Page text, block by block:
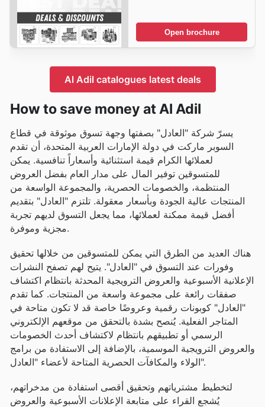
Open brochure
Al Adil catalogues latest deals
How to save money at Al Adil
يسرّ شركة "العادل" بصفتها وجهة تسوق موثوقة في قطاع
السوبر ماركت في دولة الإمارات العربية المتحدة، أن تقدم
لعملائها الكرام قيمة استثنائية وأسعاراً تنافسية. يمكن
للمتسوقين توفير المال على مدار العام بفضل العروض
المنتظمة، والخصومات الحصرية، والمجموعة الواسعة من
المنتجات عالية الجودة وبأسعار معقولة. تلتزم "العادل" بتقديم
أفضل قيمة ممكنة لعملائها، مما يجعل التسوق لديهم تجربة
مجزية وموفرة.
هناك العديد من الطرق التي يمكن للمتسوقين من خلالها تحقيق
وفورات عند التسوق في "العادل". يتيح لهم تصفح النشرات
الإعلانية الأسبوعية والعروض الترويجية المحدثة بانتظام اكتشاف
صفقات رائعة على مجموعة واسعة من المنتجات. كما تقدم
"العادل" كوبونات رقمية وعروضًا خاصة قد لا تكون متاحة في
المتاجر الفعلية. يُنصح بشدة بالتحقق من موقعهم الإلكتروني
الرسمي أو تطبيقهم بانتظام لاكتشاف أحدث الخصومات
والعروض الترويجية الموسمية، بالإضافة إلى الاستفادة من برامج
الولاء والمكافآت الحصرية المتاحة لأعضاء "العادل".
لتخطيط مشترياتهم وتحقيق أقصى استفادة من مدخراتهم،
يُشجع القراء على متابعة الإعلانات الأسبوعية والعروض